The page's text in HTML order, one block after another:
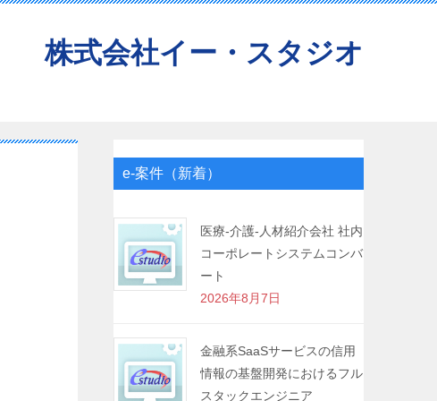
株式会社イー・スタジオ
e-案件（新着）
医療-介護-人材紹介会社 社内
コーポレートシステムコンバ
ート
2026年8月7日
金融系SaaSサービスの信用
情報の基盤開発におけるフル
スタックエンジニア